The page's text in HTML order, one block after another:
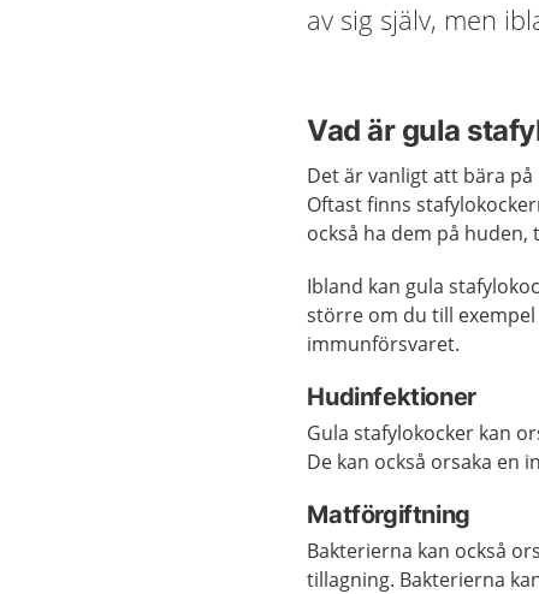
av sig själv, men
Vad är gula
Det är vanligt att bära
Oftast finns
också ha dem på
Ibland kan gula
större om du till
immunförsvaret.
Hudinfektioner
Gula stafylokocker kan
De kan också orsaka en
Matförgiftning
Bakterierna kan också
tillagning. Bakterierna